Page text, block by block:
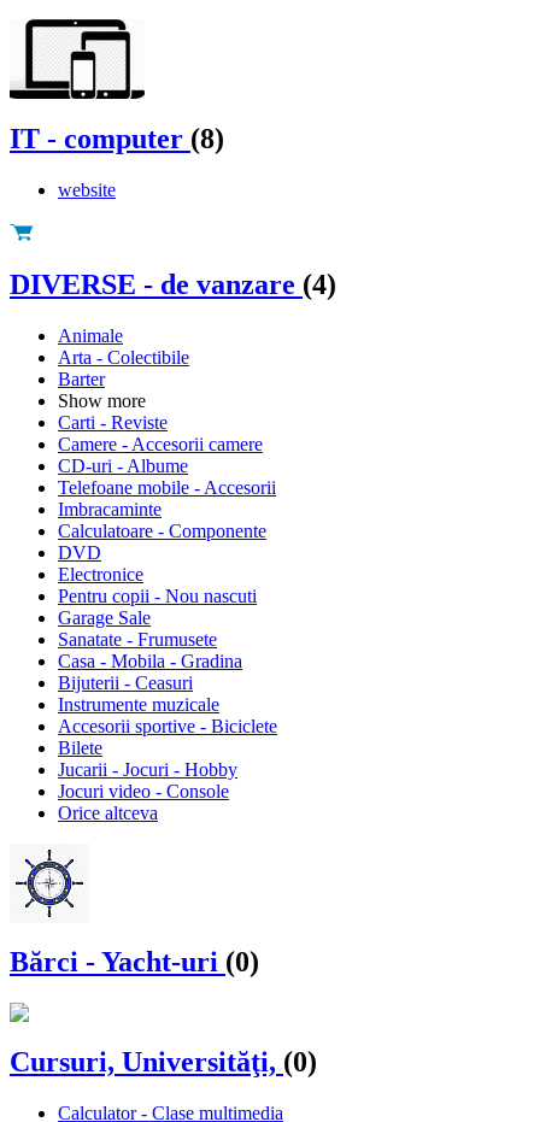
IT - computer (8)
website
DIVERSE - de vanzare (4)
Animale
Arta - Colectibile
Barter
Show more
Carti - Reviste
Camere - Accesorii camere
CD-uri - Albume
Telefoane mobile - Accesorii
Imbracaminte
Calculatoare - Componente
DVD
Electronice
Pentru copii - Nou nascuti
Garage Sale
Sanatate - Frumusete
Casa - Mobila - Gradina
Bijuterii - Ceasuri
Instrumente muzicale
Accesorii sportive - Biciclete
Bilete
Jucarii - Jocuri - Hobby
Jocuri video - Console
Orice altceva
Bărci - Yacht-uri (0)
Cursuri, Universităţi, (0)
Calculator - Clase multimedia